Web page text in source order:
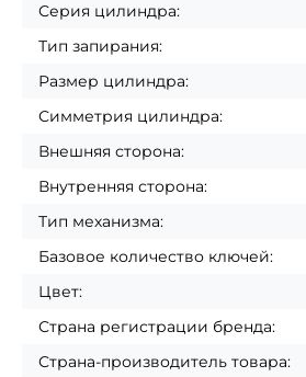
Серия цилиндра:
Тип запирания:
Размер цилиндра:
Симметрия цилиндра:
Внешняя сторона:
Внутренняя сторона:
Тип механизма:
Базовое количество ключей:
Цвет:
Страна регистрации бренда:
Страна-производитель товара: